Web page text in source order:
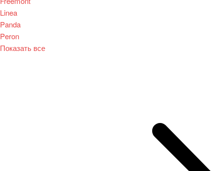
Linea
Panda
Peron
Показать все